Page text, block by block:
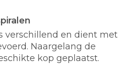
verschillend en dient met
Naargelang de
kop geplaatst.